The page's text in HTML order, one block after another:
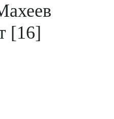
[16]